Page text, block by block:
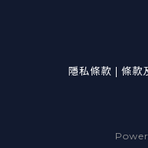
隱私條款 | 條